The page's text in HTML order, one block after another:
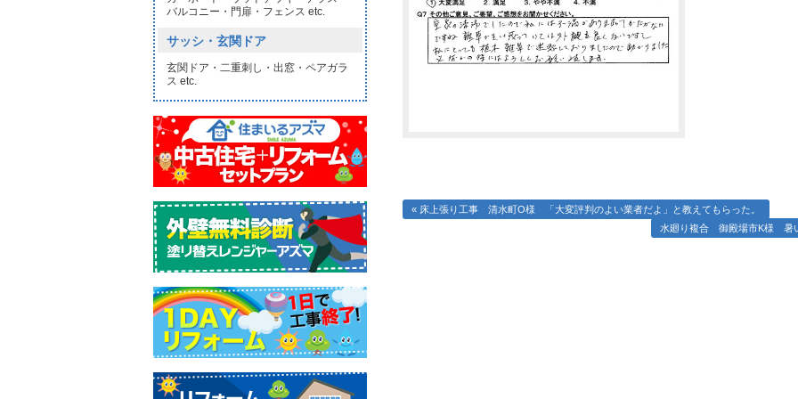
« 床上張り工事 清水町O様 「大変評判のよい業者だよ」と教えてもらった。
水廻り複合 御殿場市K様 暑
バルコニー・門扉・フェンス etc.
サッシ・玄関ドア
玄関ドア・二重刺し・出窓・ペアガラ
ス etc.